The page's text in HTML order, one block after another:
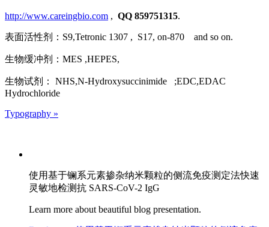
http://www.careingbio.com , QQ 859751315.
表面活性剂：S9,Tetronic 1307 , S17, on-870 and so on.
生物缓冲剂：MES ,HEPES,
生物试剂： NHS,N-Hydroxysuccinimide ;EDC,EDAC
Hydrochloride
Typography »
使用基于镧系元素掺杂纳米颗粒的侧流免疫测定法快速
灵敏地检测抗 SARS-CoV-2 IgG
Learn more about beautiful blog presentation.